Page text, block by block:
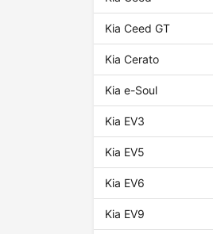
Kia Ceed GT
Kia Cerato
Kia e-Soul
Kia EV3
Kia EV5
Kia EV6
Kia EV9